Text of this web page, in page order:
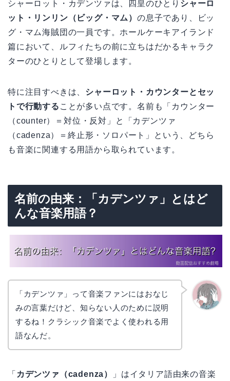
シャーロット・カデンツァは、四皇のひとり シャーロ
ット・リンリン（ビッグ・マム）の息子であり、ビッ
グ・マム海賊団の一員です。ホールケーキアイランド
篇において、ルフィたちの前に立ちはだかるキャラク
ターのひとりとして登場します。
特に注目すべきは、 シャーロット・カウンターとセッ
トで行動する ことが多い点です。名前も「カウンター
（counter）＝対位・反対」と「カデンツァ
（cadenza）＝終止形・ソロパート」という、どちら
も音楽に関連する用語から取られています。
名前の由来：「カデンツァ」とはど
んな音楽用語？
「カデンツァ」って音楽ファンにはおなじ
みの言葉だけど、知らない人のために説明
するね！クラシック音楽でよく使われる用
語なんだ。
「 カデンツァ（cadenza）
」はイタリア語由来の音楽